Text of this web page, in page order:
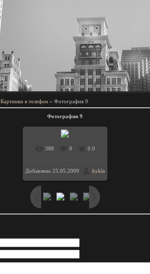
Картинки в телефон » Фотография 9
Фотография 9
388 0 0.0
Добавлено 25.05.2009 kykla